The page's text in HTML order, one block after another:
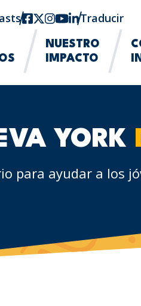
Facebook
twitter-x
Instagram
YouTube
linkedin
Traducir
NUESTRO
IMPACTO
YORK
para ayudar a los